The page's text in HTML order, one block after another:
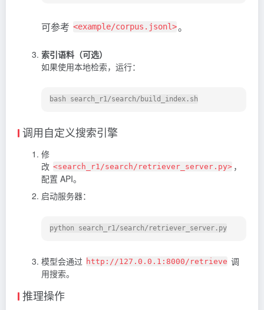
可参考 <example/corpus.jsonl>。
索引语料（可选）
如果使用本地检索，运行：
调用自定义搜索引擎
修
改 <search_r1/search/retriever_server.py> ，
配置 API。
启动服务器：
模型会通过 http://127.0.0.1:8000/retrieve 调
用搜索。
推理操作